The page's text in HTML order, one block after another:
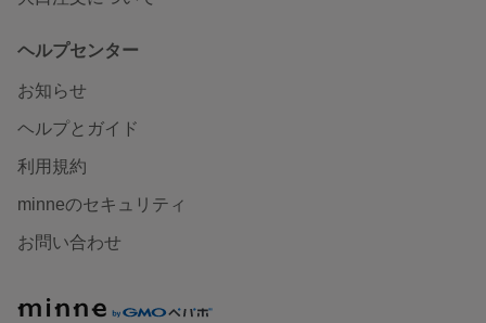
ヘルプセンター
お知らせ
ヘルプとガイド
利用規約
minneのセキュリティ
お問い合わせ